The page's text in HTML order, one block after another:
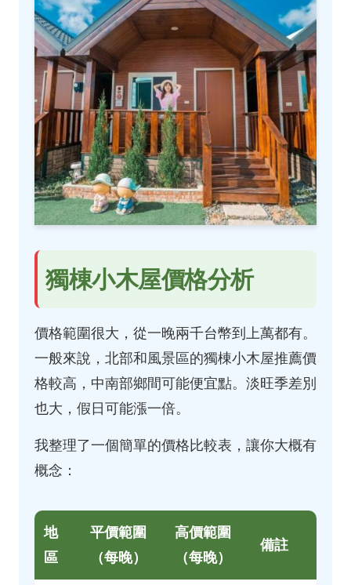
獨棟小木屋價格分析
價格範圍很大，從一晚兩千台幣到上萬都有。
一般來說，北部和風景區的獨棟小木屋推薦價
格較高，中南部鄉間可能便宜點。淡旺季差別
也大，假日可能漲一倍。
我整理了一個簡單的價格比較表，讓你大概有
概念：
地
區
平價範圍
（每晚）
高價範圍
（每晚）
備註